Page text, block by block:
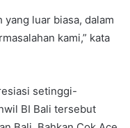
luar biasa, dalam
kami,” kata
setinggi-
BI Bali tersebut